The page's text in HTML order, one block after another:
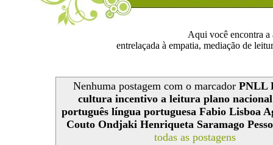
Aqui você encontra
entrelaçada à empatia, mediação de
Nenhuma postagem com o marcador PNLL
cultura incentivo a leitura plano
português língua portuguesa Fabio Lisboa
Couto Ondjaki Henriqueta Saramago
todas as postagens